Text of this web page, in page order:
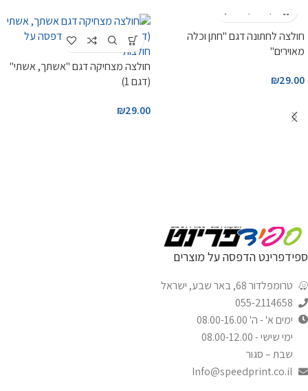
חולצה לחתונה דגם "חתן וכלה
מאוירים"
₪29.00
חולצה מצחיקה דגם "אשתך, אשתי"
(דגם 1)
₪29.00
ספידפרינט הדפסה על מוצרים
טרומפלדור 68, באר שבע, ישראל
055-2114658
ימים א' - ה' 08.00-16.00
ימי שישי - 08.00-12.00
שבת – סגור
Info@speedprint.co.il